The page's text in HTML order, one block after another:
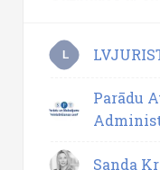
L
Parādu
Sanda